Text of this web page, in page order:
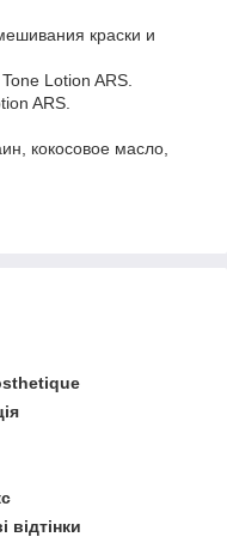
краски и
Lotion ARS.
ARS.
кокосовое масло,
відтінки